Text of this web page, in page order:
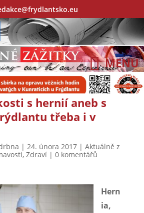
s hernií aneb s
třeba i v
| 24. února 2017| Aktuálně z
, Zdraví| 0 komentářů
Hern
ia,